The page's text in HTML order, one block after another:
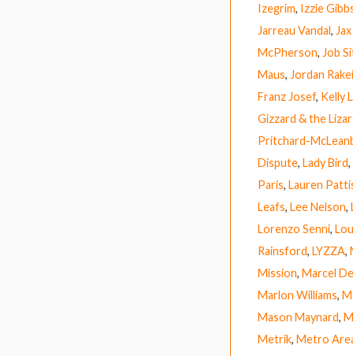
Izegrim, Izzie
Jarreau Vandal,
McPherson, Job
Maus, Jordan Rakei
Franz Josef, Kelly
Gizzard & the
Pritchard-
Dispute, Lady Bird,
Paris, Lauren
Leafs, Lee Nelson,
Lorenzo Senni,
Rainsford, LYZZA,
Mission, Marcel
Marlon Williams,
Mason Maynard,
Metrik, Metro